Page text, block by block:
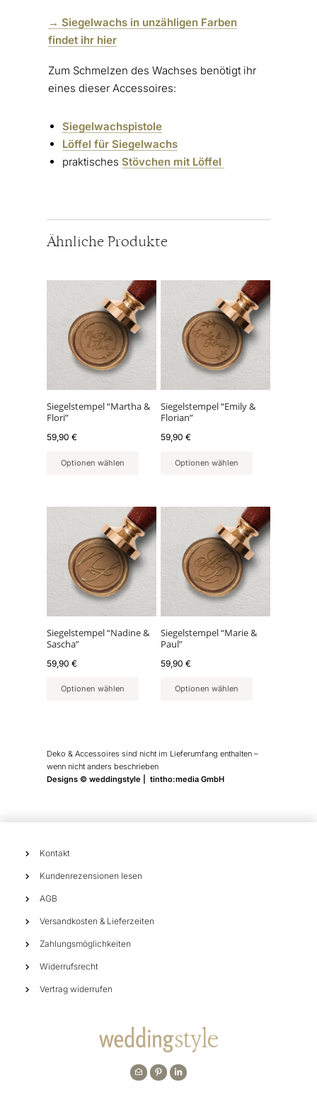
→ Siegelwachs in unzähligen Farben
findet ihr hier
Zum Schmelzen des Wachses benötigt ihr
eines dieser Accessoires:
Siegelwachspistole
Löffel für Siegelwachs
praktisches Stövchen mit Löffel
Ähnliche Produkte
Siegelstempel “Martha &
Flori”
59,90 €
Optionen wählen
Siegelstempel “Emily &
Florian”
59,90€
Optionen wählen
Siegelstempel “Nadine &
Sascha”
59,90 €
Optionen wählen
Siegelstempel “Marie &
Paul”
59,90€
Optionen wählen
Deko & Accessoires sind nicht im Lieferumfang enthalten –
wenn nicht anders beschrieben
Designs © weddingstyle | tintho:media GmbH
Kontakt
Kundenrezensionen lesen
AGB
Versandkosten & Lieferzeiten
Zahlungsmöglichkeiten
Widerrufsrecht
Vertrag widerrufen